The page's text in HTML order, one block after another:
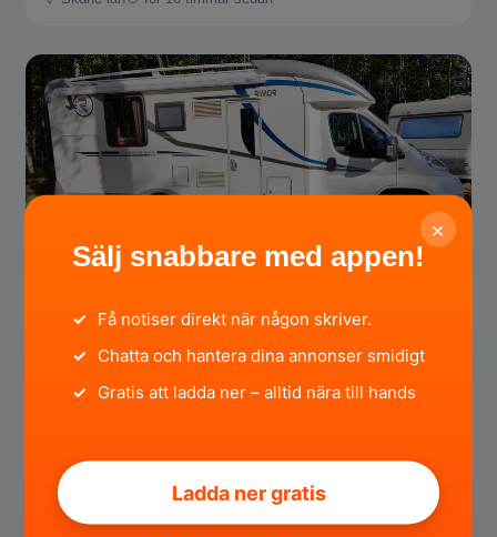
435 000 SEK
Rigmor Europeo 69 Fiat Ducato
Gävleborgs län för 10 timmar sedan
×
Sälj snabbare med appen!
✓ Få notiser direkt när någon skriver.
✓ Chatta och hantera dina annonser smidigt
✓ Gratis att ladda ner – alltid nära till hands
Ladda ner gratis